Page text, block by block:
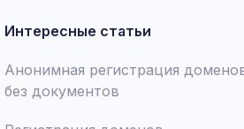
Интересные статьи
Анонимная регистрация
без документов